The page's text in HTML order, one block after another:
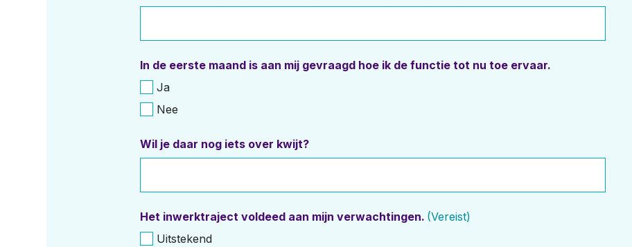
In de eerste maand is aan mij gevraagd hoe ik de functie tot nu toe ervaar.
Ja
Nee
Wil je daar nog iets over kwijt?
Het inwerktraject voldeed aan mijn verwachtingen. (Vereist)
Uitstekend